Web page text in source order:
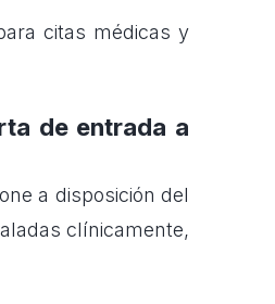
citas médicas y
de entrada a
a disposición del
clínicamente,